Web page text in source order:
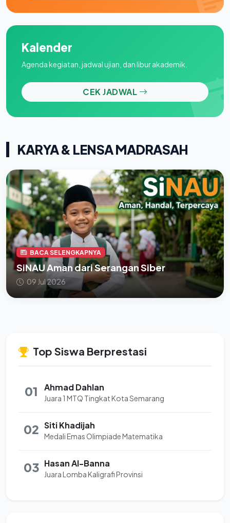
Kalender
Agenda kegiatan, jadwal ujian, dan libur akademik.
CEK JADWAL
KARYA & LENSA MADRASAH
BACA SELENGKAPNYA
SiNAU Aman dari Serangan Siber
09 Jul 2026
Top Siswa Berprestasi
01 Ahmad Dahlan
Juara 1 MTQ Tingkat Kota Semarang
02 Siti Khadijah
Medali Emas Olimpiade Matematika
03 Hasan Al-Banna
Juara Lomba Kaligrafi Provinsi